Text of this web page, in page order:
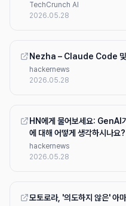
TechCrunch AI
2026.05.28
Nezha – Claude Code
hackernews
2026.05.28
HN에게 물어보세요: GenAI
에 대해 어떻게 생각하시나요?
hackernews
2026.05.28
모토로라, '의도하지 않은' 아